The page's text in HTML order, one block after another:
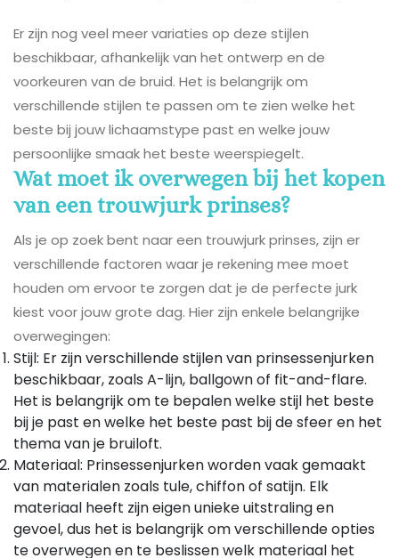
Er zijn nog veel meer variaties op deze stijlen
beschikbaar, afhankelijk van het ontwerp en de
voorkeuren van de bruid. Het is belangrijk om
verschillende stijlen te passen om te zien welke het
beste bij jouw lichaamstype past en welke jouw
persoonlijke smaak het beste weerspiegelt.
Wat moet ik overwegen bij het kopen
van een trouwjurk prinses?
Als je op zoek bent naar een trouwjurk prinses, zijn er
verschillende factoren waar je rekening mee moet
houden om ervoor te zorgen dat je de perfecte jurk
kiest voor jouw grote dag. Hier zijn enkele belangrijke
overwegingen:
Stijl: Er zijn verschillende stijlen van prinsessenjurken
beschikbaar, zoals A-lijn, ballgown of fit-and-flare.
Het is belangrijk om te bepalen welke stijl het beste
bij je past en welke het beste past bij de sfeer en het
thema van je bruiloft.
Materiaal: Prinsessenjurken worden vaak gemaakt
van materialen zoals tule, chiffon of satijn. Elk
materiaal heeft zijn eigen unieke uitstraling en
gevoel, dus het is belangrijk om verschillende opties
te overwegen en te beslissen welk materiaal het